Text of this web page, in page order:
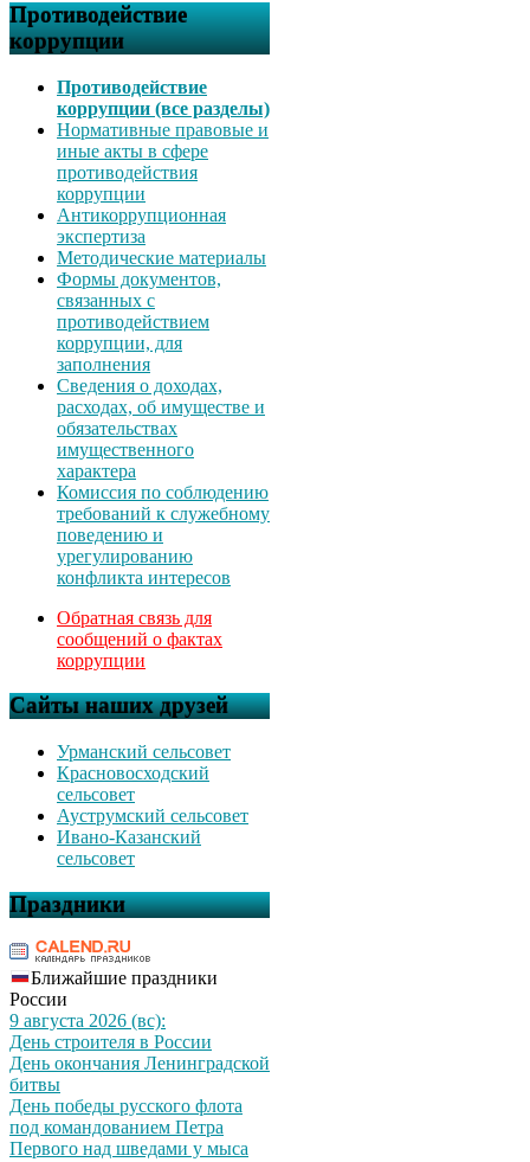
Противодействие
коррупции
Противодействие
коррупции (все разделы)
Нормативные правовые и
иные акты в сфере
противодействия
коррупции
Антикоррупционная
экспертиза
Методические материалы
Формы документов,
связанных с
противодействием
коррупции, для
заполнения
Сведения о доходах,
расходах, об имуществе и
обязательствах
имущественного
характера
Комиссия по соблюдению
требований к служебному
поведению и
урегулированию
конфликта интересов
Обратная связь для
сообщений о фактах
коррупции
Сайты наших друзей
Урманский сельсовет
Красновосходский
сельсовет
Ауструмский сельсовет
Ивано-Казанский
сельсовет
Праздники
Ближайшие праздники
России
9 августа 2026 (вс):
День строителя в России
День окончания Ленинградской
битвы
День победы русского флота
под командованием Петра
Первого над шведами у мыса